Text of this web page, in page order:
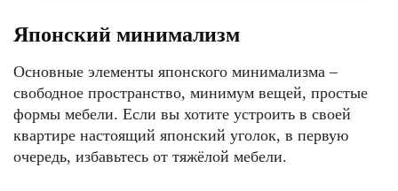
Японский минимализм
Основные элементы японского минимализма –
свободное пространство, минимум вещей, простые
формы мебели. Если вы хотите устроить в своей
квартире настоящий японский уголок, в первую
очередь, избавьтесь от тяжёлой мебели.